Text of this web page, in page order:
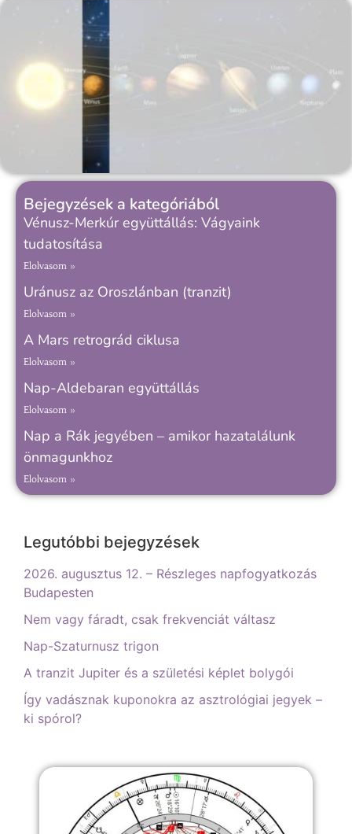
Bejegyzések a kategóriából
Vénusz-Merkúr együttállás: Vágyaink
tudatosítása
Elolvasom »
Uránusz az Oroszlánban (tranzit)
Elolvasom »
A Mars retrográd ciklusa
Elolvasom »
Nap-Aldebaran együttállás
Elolvasom »
Nap a Rák jegyében – amikor hazatalálunk
önmagunkhoz
Elolvasom »
Legutóbbi bejegyzések
2026. augusztus 12. – Részleges napfogyatkozás
Budapesten
Nem vagy fáradt, csak frekvenciát váltasz
Nap-Szaturnusz trigon
A tranzit Jupiter és a születési képlet bolygói
Így vadásznak kuponokra az asztrológiai jegyek –
ki spórol?